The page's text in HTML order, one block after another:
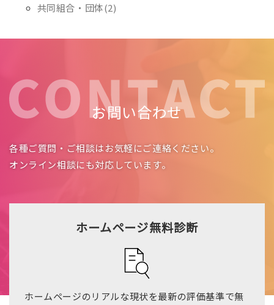
共同組合・団体(2)
お問い合わせ
各種ご質問・ご相談はお気軽にご連絡ください。
オンライン相談にも対応しています。
ホームページ無料診断
ホームページのリアルな現状を最新の評価基準で無